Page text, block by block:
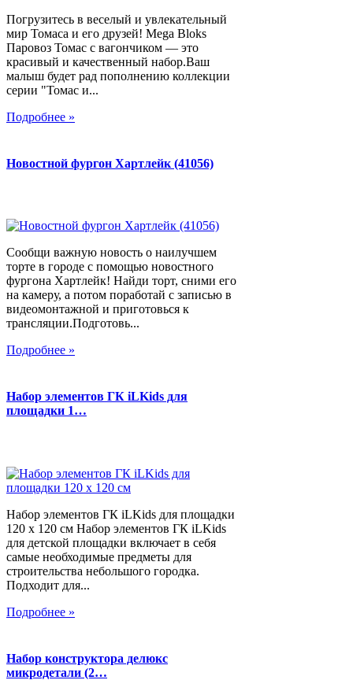
Погрузитесь в веселый и увлекательный
мир Томаса и его друзей! Mega Bloks
Паровоз Томас с вагончиком — это
красивый и качественный набор.Ваш
малыш будет рад пополнению коллекции
серии "Томас и...
Подробнее »
Новостной фургон Хартлейк (41056)
Сообщи важную новость о наилучшем
торте в городе с помощью новостного
фургона Хартлейк! Найди торт, сними его
на камеру, а потом поработай с записью в
видеомонтажной и приготовься к
трансляции.Подготовь...
Подробнее »
Набор элементов ГК iLKids для
площадки 1…
Набор элементов ГК iLKids для площадки
120 х 120 см Набор элементов ГК iLKids
для детской площадки включает в себя
самые необходимые предметы для
строительства небольшого городка.
Подходит для...
Подробнее »
Набор конструктора делюкс
микродетали (2…